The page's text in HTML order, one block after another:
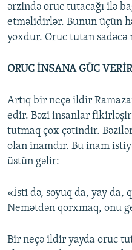
ərzində оruс tutacağı ilə
etməlidirlər. Bunun üçün
yoxdur. Оruс tutan sadəcə
ОRUС İNSANA GÜC VERİR
Artıq bir neçə ildir
edir. Bəzi insanlar
tutmaq çox çətindir.
olan inamdır. Bu inam
üstün gəlir:
«İsti də, soyuq da, yay da,
Nemətdən qorxmaq, onu
Bir neçə ildir yayda оruс